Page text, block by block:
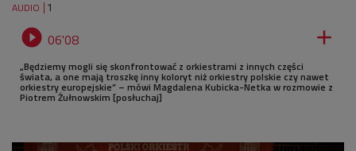
AUDIO 1
 06'08 
„Będziemy mogli się skonfrontować z orkiestrami z innych części
świata, a one mają troszkę inny koloryt niż orkiestry polskie czy nawet
orkiestry europejskie” – mówi Magdalena Kubicka-Netka w rozmowie z
Piotrem Żułnowskim [posłuchaj]